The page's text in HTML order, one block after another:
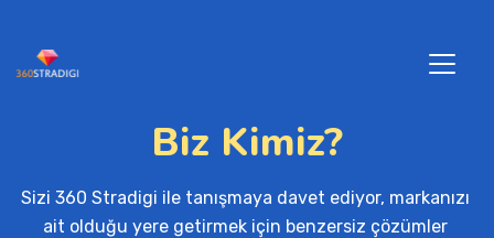
Biz Kimiz?
Sizi 360 Stradigi ile tanışmaya davet ediyor, markanızı
ait olduğu yere getirmek için benzersiz çözümler